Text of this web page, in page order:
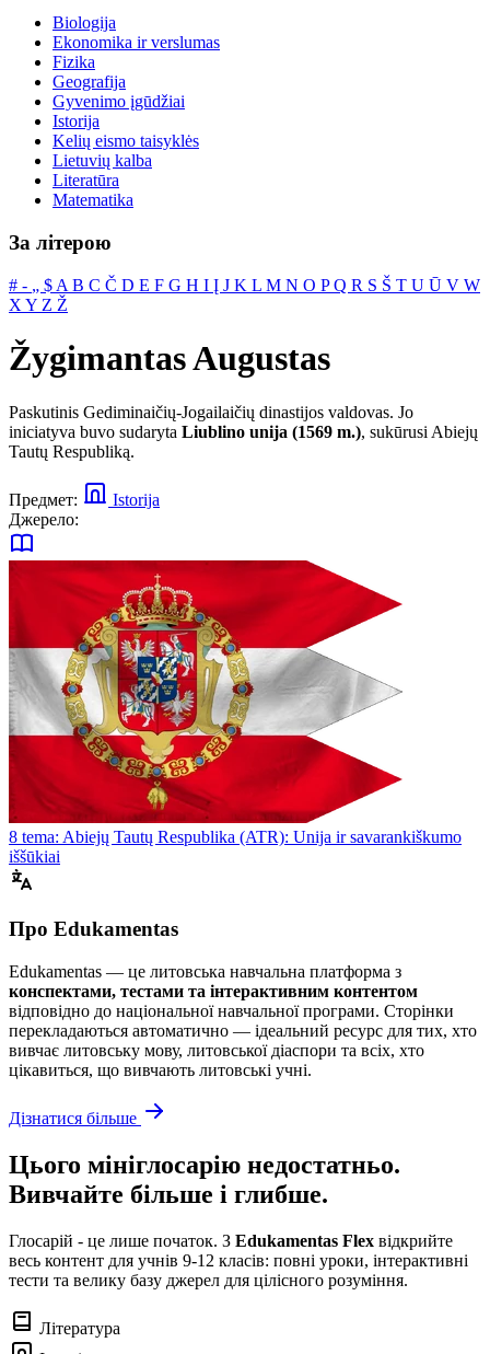
Biologija
Ekonomika ir verslumas
Fizika
Geografija
Gyvenimo įgūdžiai
Istorija
Kelių eismo taisyklės
Lietuvių kalba
Literatūra
Matematika
За літерою
# ‐ „ $ A B C Č D E F G H I Į J K L M N O PQ R S Š T U Ū V W
X Y Z Ž
Žygimantas Augustas
Paskutinis Gediminaičių-Jogailaičių dinastijos valdovas. Jo
iniciatyva buvo sudaryta Liublino unija (1569 m.), sukūrusi Abiejų
Tautų Respubliką.
Предмет:
Istorija
Джерело:
8 tema: Abiejų Tautų Respublika (ATR): Unija ir savarankiškumo
iššūkiai
Про Edukamentas
Edukamentas — це литовська навчальна платформа з
конспектами, тестами та інтерактивним контентом
відповідно до національної навчальної програми. Сторінки
перекладаються автоматично — ідеальний ресурс для тих, хто
вивчає литовську мову, литовської діаспори та всіх, хто
цікавиться, що вивчають литовські учні.
Дізнатися більше
Цього мініглосарію недостатньо.
Вивчайте більше і глибше.
Глосарій - це лише початок. З Edukamentas Flex відкрийте
весь контент для учнів 9-12 класів: повні уроки, інтерактивні
тести та велику базу джерел для цілісного розуміння.
Література